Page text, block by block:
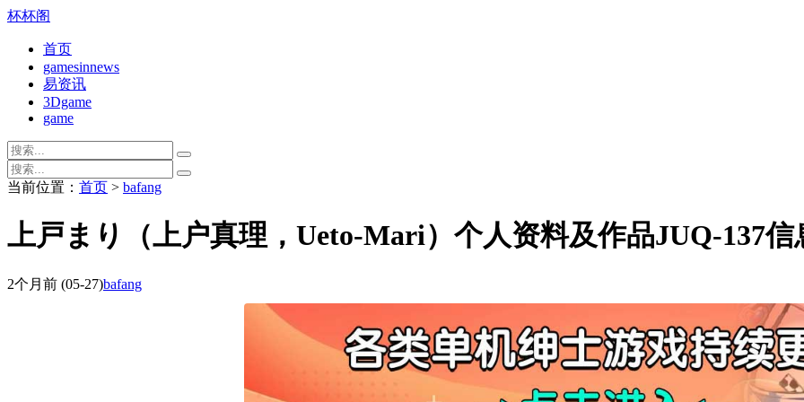
杯杯阁
首页
gamesinnews
易资讯
3Dgame
game
当前位置： 首页 > bafang
上戸まり（上户真理，Ueto-Mari）个人资料及作品JUQ-137信
2个月前 (05-27)bafang